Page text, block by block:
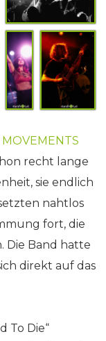
MOVEMENTS
recht lange
sie endlich
nahtlos
fort, die
Die Band hatte
direkt auf das
To Die“